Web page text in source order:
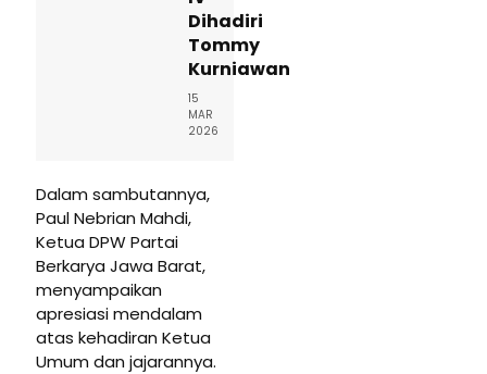
Dihadiri
Tommy
Kurniawan
15
MAR
2026
Dalam sambutannya,
Paul Nebrian Mahdi,
Ketua DPW Partai
Berkarya Jawa Barat,
menyampaikan
apresiasi mendalam
atas kehadiran Ketua
Umum dan jajarannya.